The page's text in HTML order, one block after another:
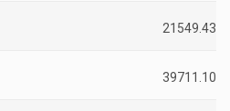
21549.43
39711.10